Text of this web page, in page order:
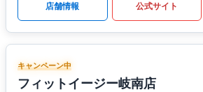
店舗情報 公式サイト
キャンペーン中
フィットイージー岐南店